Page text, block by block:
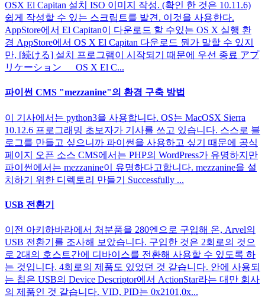
OSX El Capitan 설치 ISO 이미지 작성. (확인 한 것은 10.11.6)
쉽게 작성할 수 있는 스크립트를 발견. 이것을 사용한다.
AppStore에서 El Capitan이 다운로드 할 수있는 OS X 실행 환
경 AppStore에서 OS X El Capitan 다운로드 뭔가 말할 수 있지
만, [続ける] 설치 프로그램이 시작되기 때문에 우선 종료 アプ
リケーション OS X El C...
파이썬 CMS "mezzanine"의 환경 구축 방법
이 기사에서는 python3을 사용합니다. OS는 MacOSX Sierra
10.12.6 프로그래밍 초보자가 기사를 쓰고 있습니다. 스스로 블
로그를 만들고 싶으니까 파이썬을 사용하고 싶기 때문에 공식
페이지 오픈 소스 CMS에서는 PHP의 WordPress가 유명하지만
파이썬에서는 mezzanine이 유명하다고합니다. mezzanine을 설
치하기 위한 디렉토리 만들기 Successfully ...
USB 전환기
이전 아키하바라에서 처분품을 280엔으로 구입해 온, Arvel의
USB 전환기를 조사해 보았습니다. 구입한 것은 2회로의 것으
로 2대의 호스트간에 디바이스를 전환해 사용할 수 있도록 하
는 것입니다. 4회로의 제품도 있었던 것 같습니다. 안에 사용되
는 칩은 USB의 Device Descriptor에서 ActionStar라는 대만 회사
의 제품인 것 같습니다. VID, PID는 0x2101,0x...